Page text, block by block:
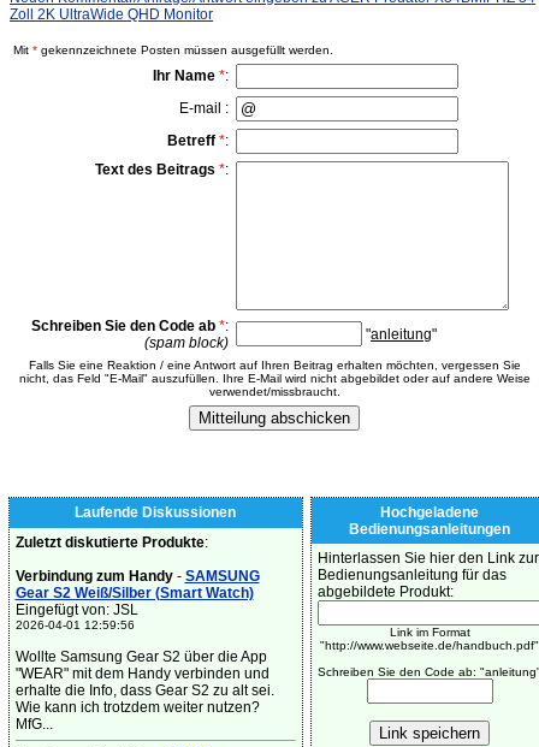
Zoll 2K UltraWide QHD Monitor
Mit * gekennzeichnete Posten müssen ausgefüllt werden.
Ihr Name *:
E-mail :
Betreff *:
Text des Beitrags *:
Schreiben Sie den Code ab *:
(spam block)
"anleitung"
Falls Sie eine Reaktion / eine Antwort auf Ihren Beitrag erhalten möchten, vergessen Sie
nicht, das Feld "E-Mail" auszufüllen. Ihre E-Mail wird nicht abgebildet oder auf andere Weise
verwendet/missbraucht.
Laufende Diskussionen
Zuletzt diskutierte Produkte:
Verbindung zum Handy- SAMSUNG
Gear S2 Weiß/Silber (Smart Watch)
Eingefügt von: JSL
2026-04-01 12:59:56
Wollte Samsung Gear S2 über die App
"WEAR" mit dem Handy verbinden und
erhalte die Info, dass Gear S2 zu alt sei.
Wie kann ich trotzdem weiter nutzen?
MfG...
Hochgeladene
Bedienungsanleitungen
Hinterlassen Sie hier den Link zur
Bedienungsanleitung für das
abgebildete Produkt:
Link im Format
"http://www.webseite.de/handbuch.pdf"
Schreiben Sie den Code ab: